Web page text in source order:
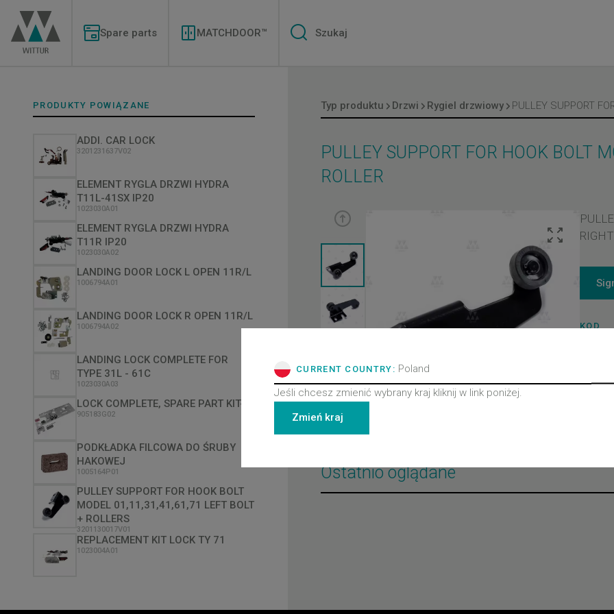
treści
Spare parts
MATCHDOOR™
Typ produktu Drzwi Rygiel drzwiowy
PULLEY SUPPORT FOR HOOK BOLT
ROLLER
KOD
Drzwi
All
Ostatnio oglądane
PRODUKTY POWIĄZANE
ADDI. CAR LOCK
3201231637V02
ELEMENT RYGLA DRZWI HYDRA
T11L-41SX IP20
1023030A01
ELEMENT RYGLA DRZWI HYDRA
T11R IP20
1023030A02
LANDING DOOR LOCK L OPEN 11R/L
1006794A01
LANDING DOOR LOCK R OPEN 11R/L
1006794A02
LANDING LOCK COMPLETE FOR
TYPE 31L - 61C
1023030A03
LOCK COMPLETE, SPARE PART KIT-
905183G02
PODKŁADKA FILCOWA DO ŚRUBY
HAKOWEJ
1005164P01
PULLEY SUPPORT FOR HOOK BOLT
MODEL 01,11,31,41,61,71 LEFT BOLT
+ ROLLERS
3201130017V01
REPLACEMENT KIT LOCK TY 71
1023004A01
CURRENT COUNTRY: Poland
Jeśli chcesz zmienić wybrany kraj kliknij w link poniżej.
Zmień kraj